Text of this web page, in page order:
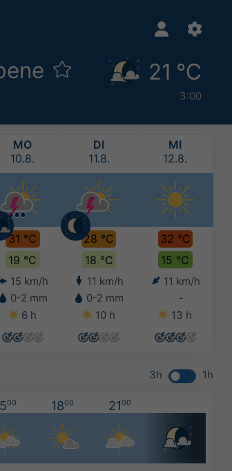
21 °C
3:00
MO
10.8.
31 °C
19 °C
15 km/h
0-2 mm
6 h
DI
11.8.
28 °C
18 °C
11 km/h
0-2 mm
10 h
MI
12.8.
32 °C
15 °C
11 km/h
-
13 h
3h 1h
00 1800 2100